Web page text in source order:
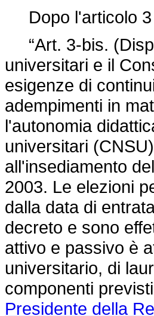
Dopo l'articolo 3
“Art. 3-bis.
universitari e il
esigenze di
adempimenti in
l'autonomia
universitari
all'insediamento
2003. Le elezioni
dalla data di
decreto e sono
attivo e passivo è
universitario, di
componenti
Presidente della